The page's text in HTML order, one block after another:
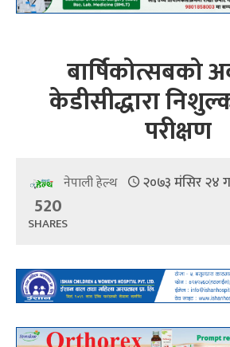
बार्षिकोत्सबको
केडीसीद्धारा
परीक्षण
नेपाली हेल्थ २०७३ मंसिर २४
520
SHARES